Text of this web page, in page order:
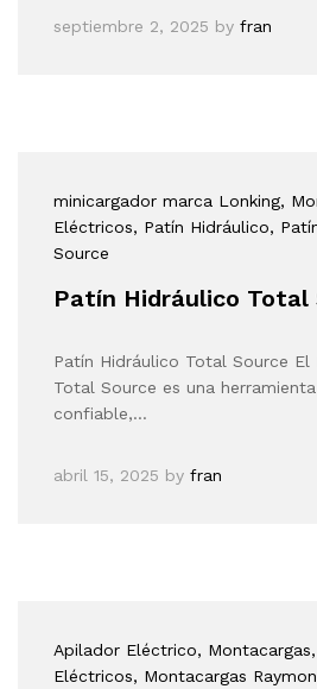
septiembre 2, 2025 by fran
minicargador marca Lonking,
Eléctricos, Patín Hidráulico,
Source
Patín Hidráulico Total
Patín Hidráulico Total Source El
Total Source es una
confiable,…
abril 15, 2025 by fran
Apilador Eléctrico, Montacargas
Eléctricos, Montacargas